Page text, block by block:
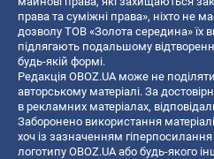
права та суміжні права», ніхто не
дозволу ТОВ «Золота середина» їх
підлягають подальшому
будь-якій формі.
Редакція OBOZ.UA може не
авторському матеріалі. За
в рекламних матеріалах,
Заборонено використання
хоч із зазначенням гіперпосилання
логотипу OBOZ.UA або будь-якого